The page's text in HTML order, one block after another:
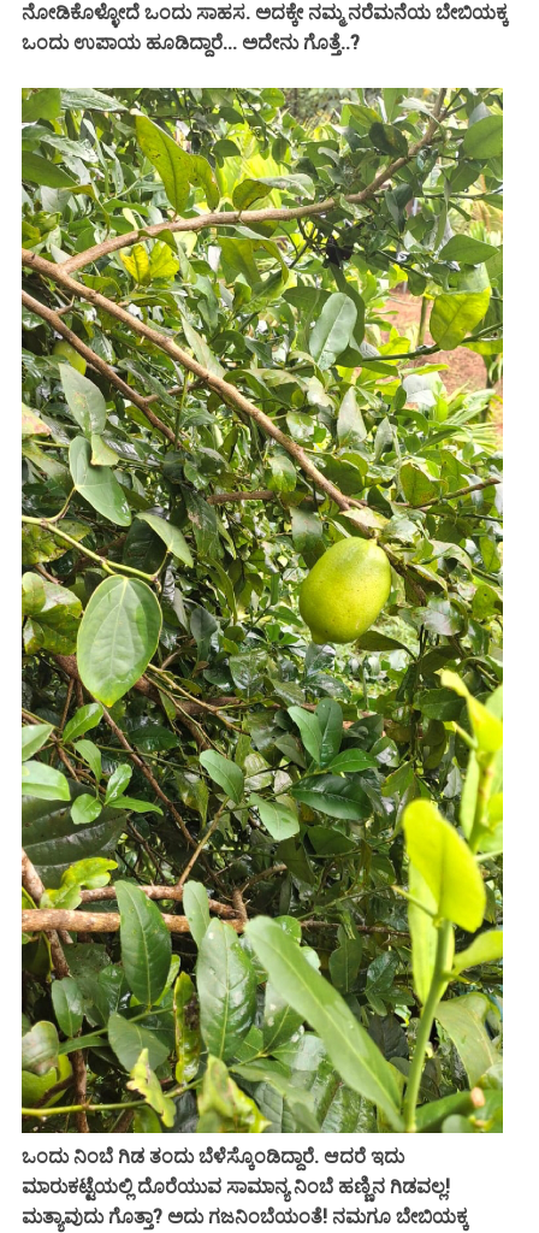
ನೋಡಿಕೊಳ್ಳೋದೆ ಒಂದು ಸಾಹಸ. ಅದಕ್ಕೇ ನಮ್ಮ ನರೆಮನೆಯ ಬೇಬಿಯಕ್ಕ
ಒಂದು ಉಪಾಯ ಹೂಡಿದ್ದಾರೆ... ಅದೇನು ಗೊತ್ತೆ..?
ಒಂದು ನಿಂಬೆ ಗಿಡ ತಂದು ಬೆಳೆಸ್ಕೊಂಡಿದ್ದಾರೆ. ಆದರೆ ಇದು
ಮಾರುಕಟ್ಟೆಯಲ್ಲಿ ದೊರೆಯುವ ಸಾಮಾನ್ಯ ನಿಂಬೆ ಹಣ್ಣಿನ ಗಿಡವಲ್ಲ!
ಮತ್ಯಾವುದು ಗೊತ್ತಾ? ಅದು ಗಜನಿಂಬೆಯಂತೆ! ನಮಗೂ ಬೇಬಿಯಕ್ಕ